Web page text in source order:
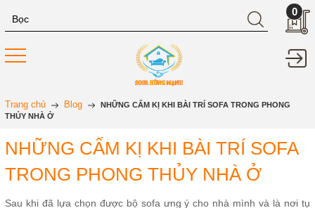
0
Trang chủ Blog
NHỮNG CẤM KỊ KHI BÀI TRÍ SOFA TRONG PHONG
THỦY NHÀ Ở
NHỮNG CẤM KỊ KHI BÀI TRÍ SOFA
TRONG PHONG THỦY NHÀ Ở
Sau khi đã lựa chọn được bộ sofa ưng ý cho nhà mình và là nơi tụ